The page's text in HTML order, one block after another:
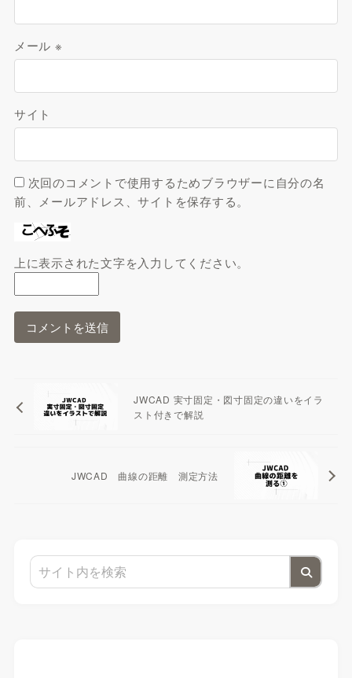
メール ※
サイト
次回のコメントで使用するためブラウザーに自分の名
前、メールアドレス、サイトを保存する。
上に表示された文字を入力してください。
JWCAD 実寸固定・図寸固定の違いをイラ
スト付きで解説
JWCAD 曲線の距離 測定方法